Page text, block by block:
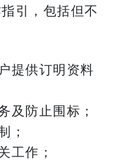
引，包括但不
提供订明资料
及防止围标；
；
工作；